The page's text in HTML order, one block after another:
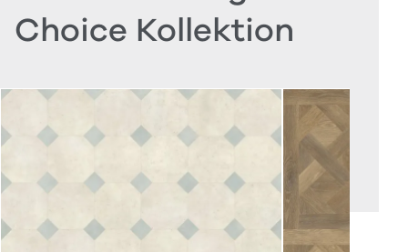
Choice Kollektion